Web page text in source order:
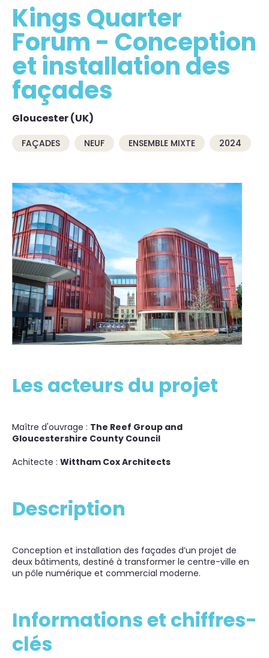
Kings Quarter
Forum - Conception
et installation des
façades
Gloucester (UK)
FAÇADES NEUF ENSEMBLE MIXTE 2024
Les acteurs du projet
Maître d'ouvrage : The Reef Group and
Gloucestershire County Council
Achitecte : Wittham Cox Architects
Description
Conception et installation des façades d’un projet de
deux bâtiments, destiné à transformer le centre-ville en
un pôle numérique et commercial moderne.
Informations et chiffres-
clés